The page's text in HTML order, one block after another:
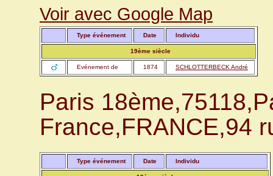
Voir avec Google Map
Type événement Date Individu
19ème siècle
Evénement de 1874 SCHLOTTERBECK André
Paris
France,FRANCE,94
Type événement Date Individu